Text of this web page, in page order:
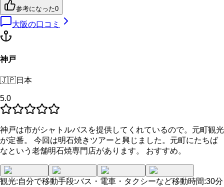
参考になった0
大阪の口コミ
神戸
🇯🇵日本
5.0
神戸は市がシャトルバスを提供してくれているので。元町観光
が定番。 今回は明石焼きツアーと興じました。元町にたちば
なという老舗明石焼専門店があります。 おすすめ。
観光:自分で移動手段:バス・電車・タクシーなど移動時間:30分